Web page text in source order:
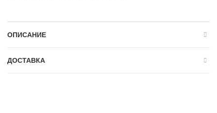
ОПИСАНИЕ
ДОСТАВКА